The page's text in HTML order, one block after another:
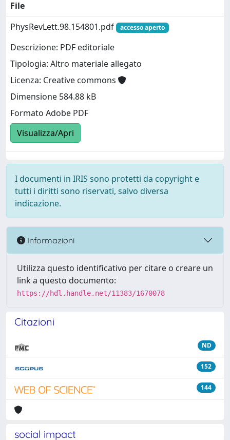
File
PhysRevLett.98.154801.pdf
accesso aperto
Descrizione: PDF editoriale
Tipologia: Altro materiale allegato
Licenza: Creative commons
Dimensione 584.88 kB
Formato Adobe PDF
Visualizza/Apri
I documenti in IRIS sono protetti da copyright e
tutti i diritti sono riservati, salvo diversa
indicazione.
Informazioni
Utilizza questo identificativo per citare o creare un
link a questo documento:
https://hdl.handle.net/11383/1670078
Citazioni
ND
152
144
social impact